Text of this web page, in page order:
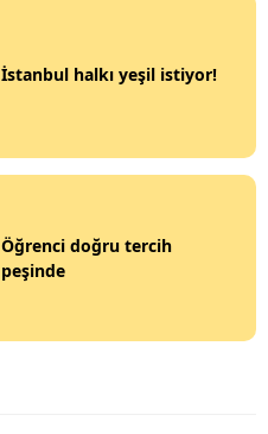
İstanbul halkı yeşil istiyor!
Öğrenci doğru tercih
peşinde